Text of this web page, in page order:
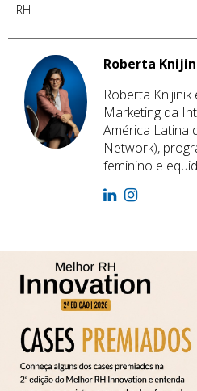
RH
Roberta
Roberta
Marketing da
América Latina
Network),
feminino e